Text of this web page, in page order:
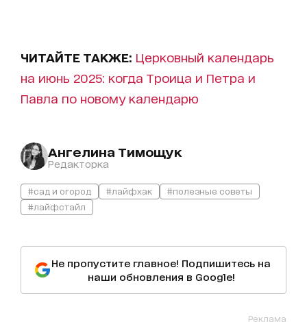
ЧИТАЙТЕ ТАКЖЕ: Церковный календарь
на июнь 2025: когда Троица и Петра и
Павла по новому календарю
Ангелина Тимощук
Редакторка
#сад и огород #лайфхак
#полезные советы
#лайфстайл
Не пропустите главное! Подпишитесь на
наши обновления в Google!
Реклама